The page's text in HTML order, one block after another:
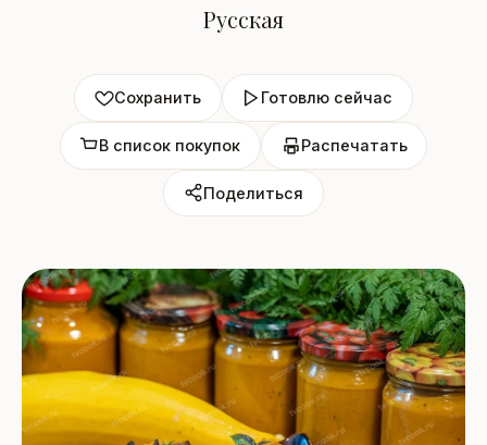
Русская
Сохранить Готовлю сейчас
В список покупок Распечатать
Поделиться